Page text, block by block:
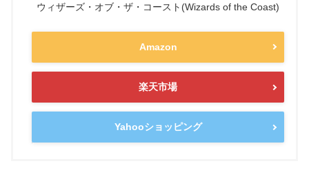
ウィザーズ・オブ・ザ・コースト(Wizards of the Coast)
Amazon
楽天市場
Yahooショッピング